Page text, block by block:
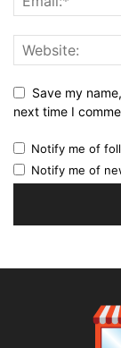
Save my
next time I
Notify me of
Notify me of